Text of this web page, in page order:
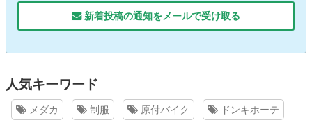
新着投稿の通知をメールで受け取る
人気キーワード
メダカ 制服 原付バイク ドンキホーテ